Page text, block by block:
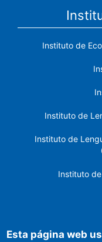
Instituto de
Instituto de
Instituto de
Instituto
Esta página web